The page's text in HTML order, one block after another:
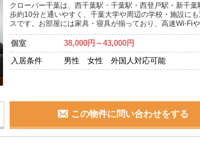
クローバー千葉は、西千葉駅・千葉駅・西登戸駅・新千葉
歩約10分と通いやすく、千葉大学や周辺の学校・施設に
スです。お部屋には家具・寝具が揃っており、高速Wi-Fi
個室 38,000円～43,000円
入居条件 男性 女性 外国人対応可能
この物件に問い合わせをする